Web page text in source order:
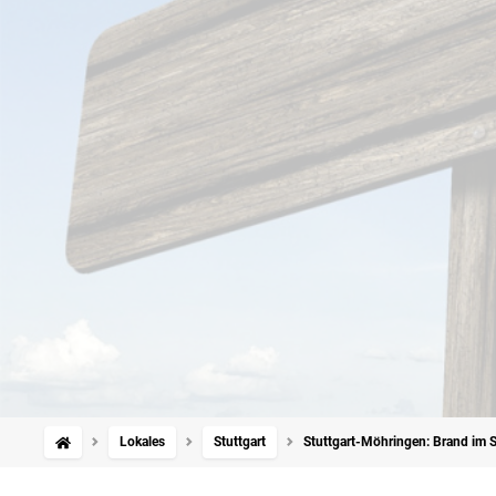
Lokales Stuttgart Stuttgart-Möhringen: Brand im